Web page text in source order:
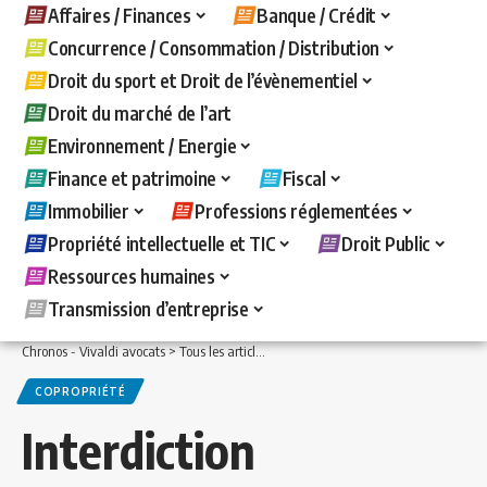
Affaires / Finances
Banque / Crédit
Concurrence / Consommation / Distribution
Droit du sport et Droit de l’évènementiel
Droit du marché de l’art
Environnement / Energie
Finance et patrimoine
Fiscal
Immobilier
Professions réglementées
Propriété intellectuelle et TIC
Droit Public
Ressources humaines
Transmission d’entreprise
Chronos - Vivaldi avocats>Tous les articles >Immobilier>Copropriété>
COPROPRIÉTÉ
Interdiction